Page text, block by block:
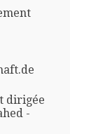
dirigée
-